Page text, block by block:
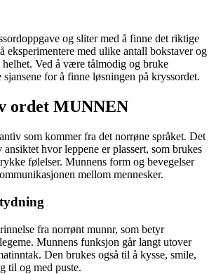
og sliter med å finne det riktige
eksperimentere med ulike antall bokstaver og
helhet. Ved å være tålmodig og bruke
for å finne løsningen på kryssordet.
ordet MUNNEN
som kommer fra det norrøne språket. Det
hvor leppene er plassert, som brukes
følelser. Munnens form og bevegelser
mellom mennesker.
fra norrønt munnr, som betyr
Munnens funksjon går langt utover
Den brukes også til å kysse, smile,
til og med puste.